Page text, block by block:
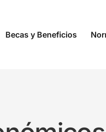
Becas y Beneficios